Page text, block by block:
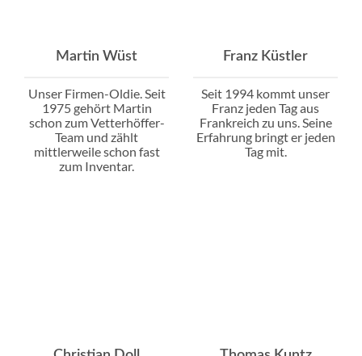
Martin Wüst
Unser Firmen-Oldie. Seit
1975 gehört Martin
schon zum Vetterhöffer-
Team und zählt
mittlerweile schon fast
zum Inventar.
Franz Küstler
Seit 1994 kommt unser
Franz jeden Tag aus
Frankreich zu uns. Seine
Erfahrung bringt er jeden
Tag mit.